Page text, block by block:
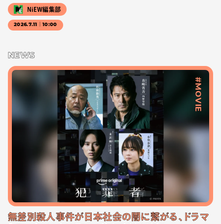
NiEW編集部
2026.7.11｜10:00
NEWS
#MOVIE
無差別殺人事件が日本社会の闇に繋がる、ドラマ